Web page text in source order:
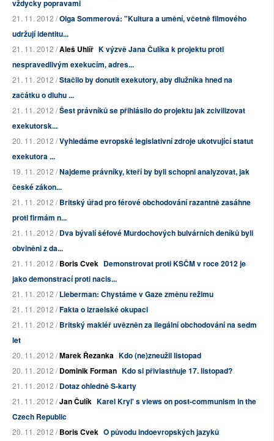
vždycky popravami
21. 11. 2012 /Olga Sommerová: "Kultura a umění, včetně filmového
udržují identitu...
21. 11. 2012 /Aleš Uhlíř K výzvě Jana Čulíka k projektu proti
nespravedlivým exekucím, adres...
21. 11. 2012 /Stačilo by donutit exekutory, aby dlužníka hned na
začátku o dluhu ...
21. 11. 2012 /Šest právníků se přihlásilo do projektu jak zcivilizovat
exekutorsk...
20. 11. 2012 /Vyhledáme evropské legislativní zdroje ukotvující statut
exekutora ...
19. 11. 2012 /Najdeme právníky, kteří by byli schopni analyzovat, jak
české zákon...
21. 11. 2012 /Britský úřad pro férové obchodování razantně zasáhne
proti firmám n...
21. 11. 2012 /Dva bývalí šéfové Murdochových bulvárních deníků byli
obviněni z da...
21. 11. 2012 /Boris Cvek Demonstrovat proti KSČM v roce 2012 je
jako demonstrací proti nacis...
21. 11. 2012 /Lieberman: Chystáme v Gaze změnu režimu
21. 11. 2012 /Fakta o izraelské okupaci
21. 11. 2012 /Britský makléř uvězněn za ilegální obchodování na sedm
let
20. 11. 2012 /Marek Řezanka Kdo (ne)zneužil listopad
20. 11. 2012 /Dominik Forman Kdo si přivlastňuje 17. listopad?
21. 11. 2012 /Dotaz ohledně S-karty
21. 11. 2012 /Jan Čulík Karel Kryl' s views on post-communism in the
Czech Republic
20. 11. 2012 /Boris Cvek O původu indoevropských jazyků